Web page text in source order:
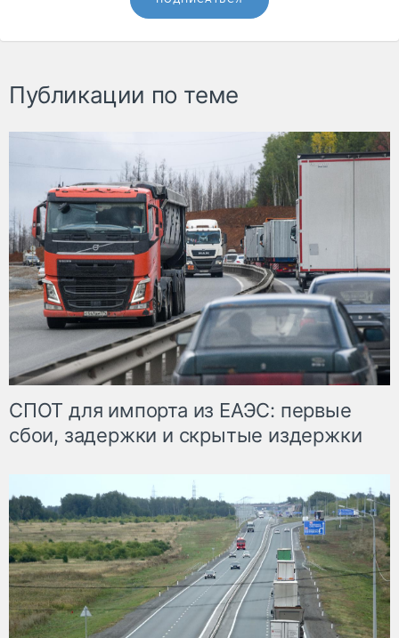
Публикации по теме
СПОТ для импорта из ЕАЭС: первые
сбои, задержки и скрытые издержки